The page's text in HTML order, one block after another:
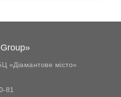
«Діамантове місто»
81